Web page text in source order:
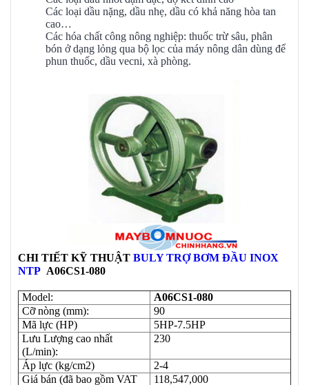
Các loại dầu nặng, dầu nhẹ, dầu có khả năng hòa tan
cao…
Các hóa chất công nông nghiệp: thuốc trừ sâu, phân
bón ở dạng lỏng qua bộ lọc của máy nông dân dùng để
phun thuốc, dầu vecni, xà phòng.
CHI TIẾT KỸ THUẬT BULY TRỢ BƠM ĐẦU INOX
NTP A06CS1-080
Model:
A06CS1-080
Cỡ nòng (mm):
90
Mã lực (HP)
5HP-7.5HP
Lưu Lượng cao nhất
(L/min):
230
Áp lực (kg/cm2)
2-4
Giá bán (đã bao gồm VAT
118,547,000